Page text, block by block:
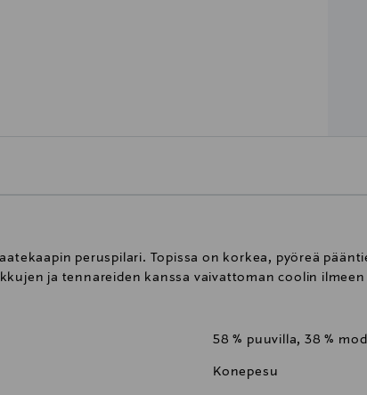
peruspilari. Topissa on korkea, pyöreä
ja tennareiden kanssa vaivattoman coolin
58 % puuvilla, 38 %
Konepesu